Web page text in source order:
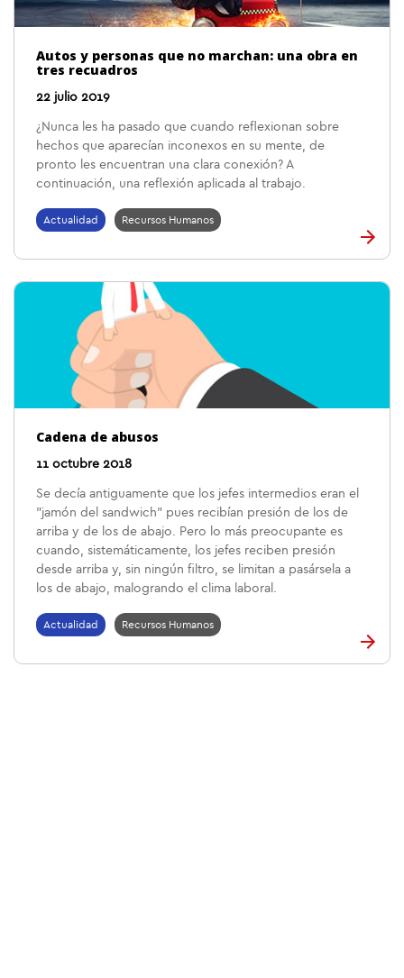
Autos y personas que no marchan: una obra en
tres recuadros
22 julio 2019
¿Nunca les ha pasado que cuando reflexionan sobre
hechos que aparecían inconexos en su mente, de
pronto les encuentran una clara conexión? A
continuación, una reflexión aplicada al trabajo.
Actualidad Recursos Humanos
Cadena de abusos
11 octubre 2018
Se decía antiguamente que los jefes intermedios eran el
"jamón del sandwich" pues recibían presión de los de
arriba y de los de abajo. Pero lo más preocupante es
cuando, sistemáticamente, los jefes reciben presión
desde arriba y, sin ningún filtro, se limitan a pasársela a
los de abajo, malogrando el clima laboral.
Actualidad Recursos Humanos